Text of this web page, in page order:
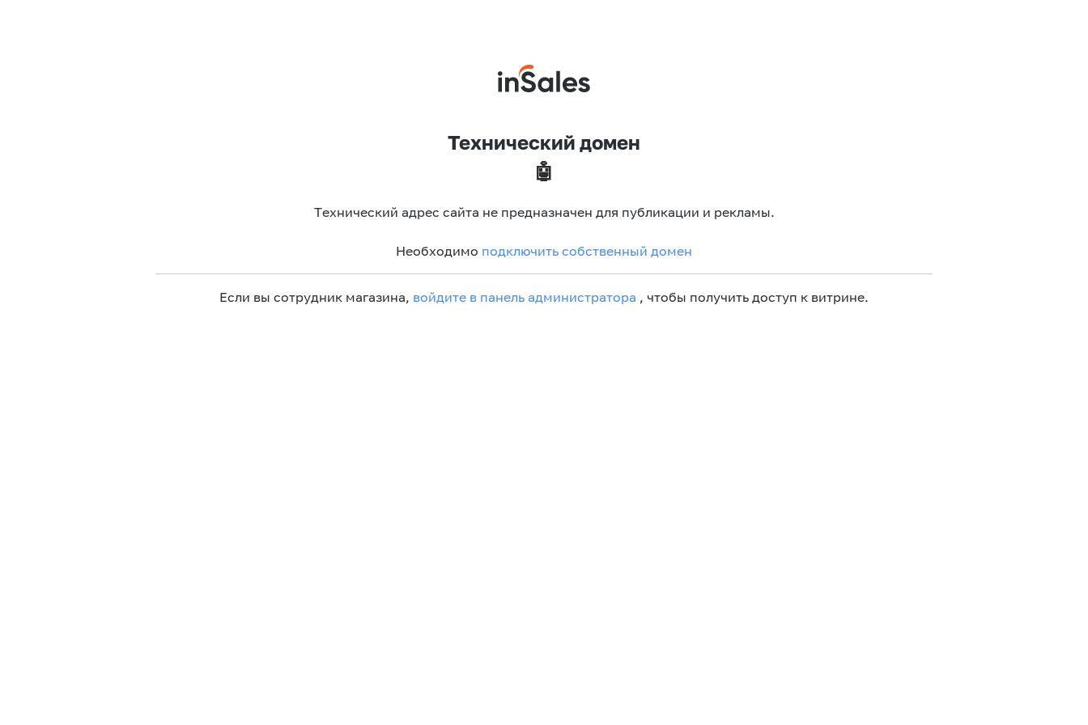
Технический домен
🤖
Технический адрес сайта не предназначен для публикации и рекламы.
Необходимо подключить собственный домен
Если вы сотрудник магазина, войдите в панель администратора , чтобы получить доступ к витрине.